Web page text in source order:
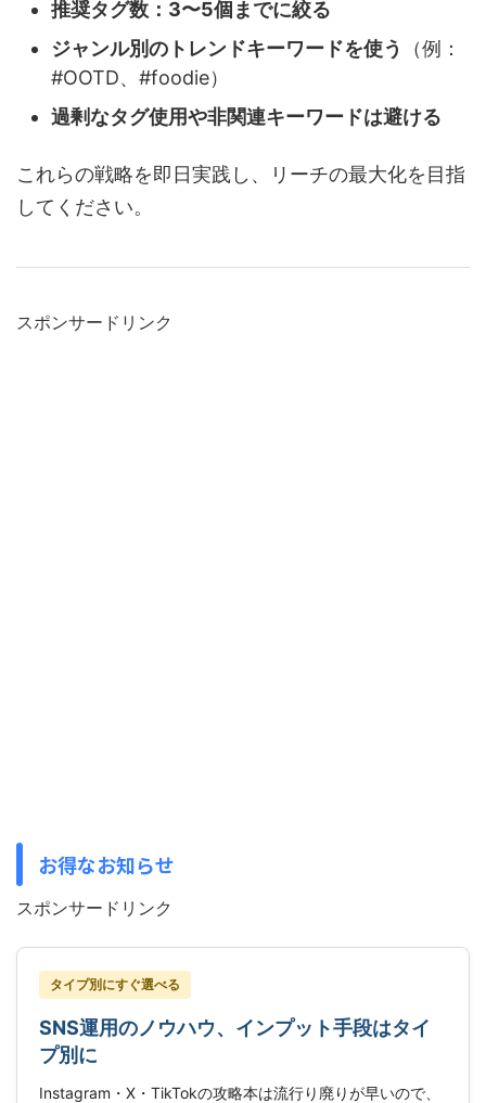
推奨タグ数：3〜5個までに絞る
ジャンル別のトレンドキーワードを使う
（例：
#OOTD、#foodie）
過剰なタグ使用や非関連キーワードは避ける
これらの戦略を即日実践し、リーチの最大化を目指
してください。
スポンサードリンク
お得なお知らせ
スポンサードリンク
タイプ別にすぐ選べる
SNS運用のノウハウ、インプット手段はタイ
プ別に
Instagram・X・TikTokの攻略本は流行り廃りが早いので、